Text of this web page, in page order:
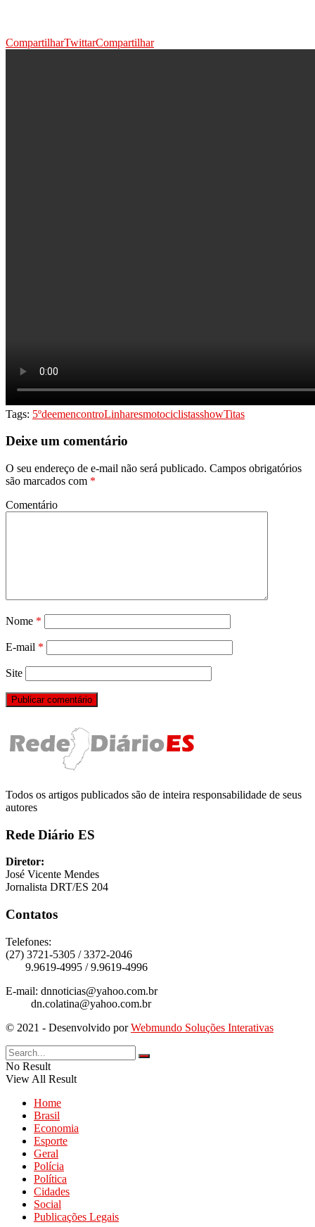
CompartilharTwittarCompartilhar
Tags: 5ºdeemencontroLinharesmotociclistasshowTitas
Deixe um comentário
O seu endereço de e-mail não será publicado. Campos obrigatórios
são marcados com *
Comentário
Nome *
E-mail *
Site
Todos os artigos publicados são de inteira responsabilidade de seus
autores
Rede Diário ES
Diretor:
José Vicente Mendes
Jornalista DRT/ES 204
Contatos
Telefones:
(27) 3721-5305 / 3372-2046
9.9619-4995 / 9.9619-4996
E-mail: dnnoticias@yahoo.com.br
dn.colatina@yahoo.com.br
© 2021 - Desenvolvido porWebmundo Soluções Interativas
No Result
View All Result
Home
Brasil
Economia
Esporte
Geral
Polícia
Política
Cidades
Social
Publicações Legais